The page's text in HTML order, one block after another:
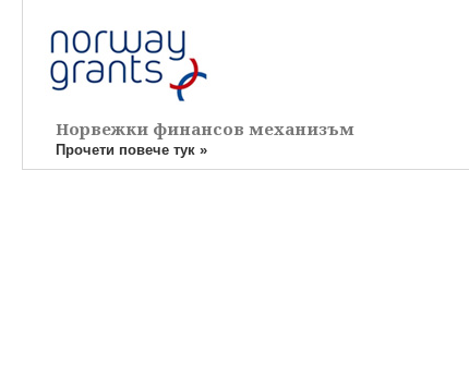
Норвежки финансов механизъм
Прочети повече тук »